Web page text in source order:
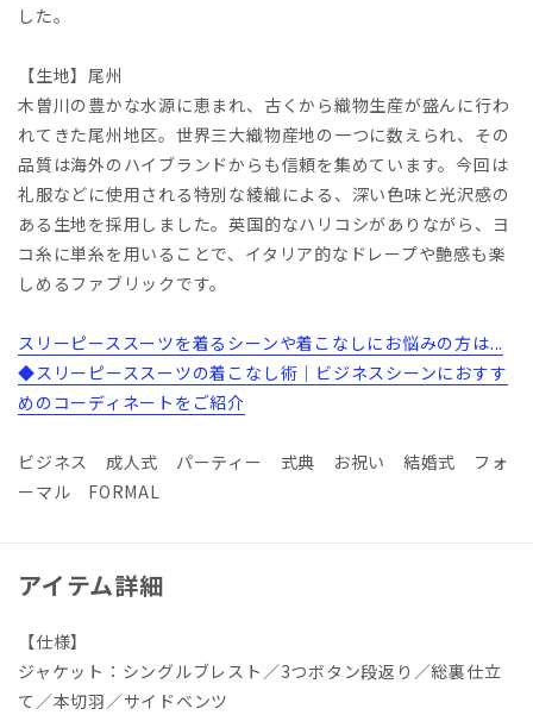
した。
【生地】尾州
木曽川の豊かな水源に恵まれ、古くから織物生産が盛んに行わ
れてきた尾州地区。世界三大織物産地の一つに数えられ、その
品質は海外のハイブランドからも信頼を集めています。今回は
礼服などに使用される特別な綾織による、深い色味と光沢感の
ある生地を採用しました。英国的なハリコシがありながら、ヨ
コ糸に単糸を用いることで、イタリア的なドレープや艶感も楽
しめるファブリックです。
スリーピーススーツを着るシーンや着こなしにお悩みの方は...
◆スリーピーススーツの着こなし術｜ビジネスシーンにおすす
めのコーディネートをご紹介
ビジネス 成人式 パーティー 式典 お祝い 結婚式 フォ
ーマル FORMAL
アイテム詳細
【仕様】
ジャケット：シングルブレスト／3つボタン段返り／総裏仕立
て／本切羽／サイドベンツ